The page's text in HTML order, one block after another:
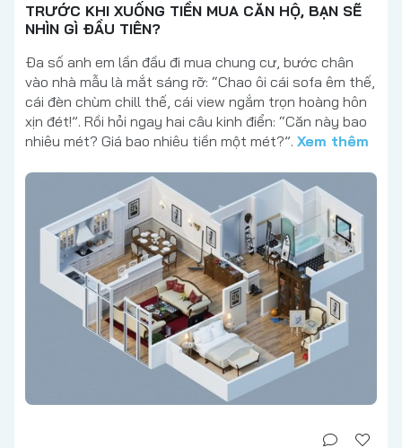
TRƯỚC KHI XUỐNG TIỀN MUA CĂN HỘ, BẠN SẼ
NHÌN GÌ ĐẦU TIÊN?
Đa số anh em lần đầu đi mua chung cư, bước chân
vào nhà mẫu là mắt sáng rỡ: “Chao ôi cái sofa êm thế,
cái đèn chùm chill thế, cái view ngắm trọn hoàng hôn
xịn đét!”. Rồi hỏi ngay hai câu kinh điển: “Căn này bao
nhiêu mét? Giá bao nhiêu tiền một mét?”. Xem thêm